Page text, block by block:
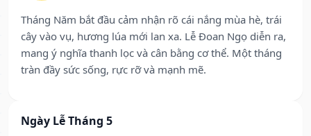
Tháng Năm bắt đầu cảm nhận rõ cái nắng mùa hè, trái
cây vào vụ, hương lúa mới lan xa. Lễ Đoan Ngọ diễn ra,
mang ý nghĩa thanh lọc và cân bằng cơ thể. Một tháng
tràn đầy sức sống, rực rỡ và mạnh mẽ.
Ngày Lễ Tháng 5